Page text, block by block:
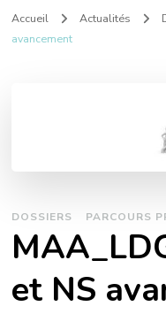
Accueil Actualités
avancement
DOSSIERS PARCOURS
et NS